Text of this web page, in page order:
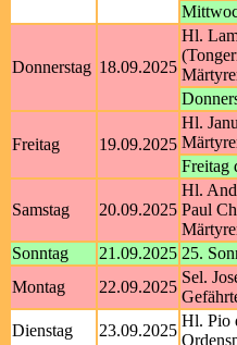
Donnerstag 18.09.2025
Hl.
Freitag 19.09.2025
Hl.
Freitag
Samstag 20.09.2025
Hl.
Paul
Sonntag
21.09.2025 25.
Montag
22.09.2025
Sel.
Dienstag
23.09.2025
Hl. Pio